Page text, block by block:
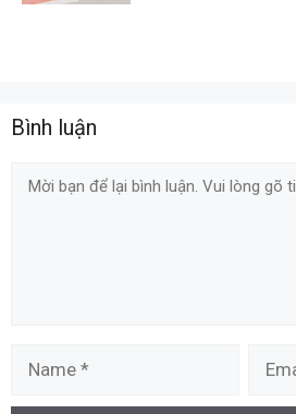
Bình luận
Comment